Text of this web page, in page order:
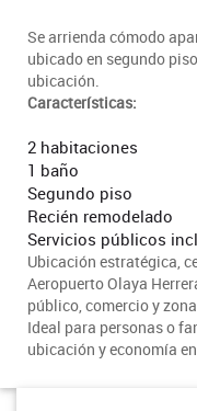
Se arrienda cómodo
ubicado en segundo
ubicación.
Características:
2 habitaciones
1 baño
Segundo piso
Recién remodelado
Servicios públicos
Ubicación estratégica,
Aeropuerto Olaya
público, comercio y
Ideal para personas o
ubicación y economía